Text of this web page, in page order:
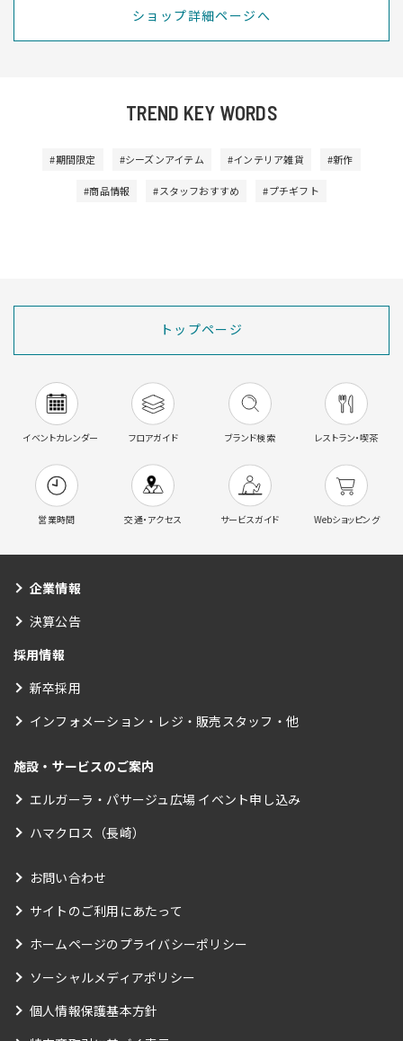
ショップ詳細ページへ
TREND KEY WORDS
#期間限定 #シーズンアイテム #インテリア雑貨 #新作
#商品情報 #スタッフおすすめ #プチギフト
トップページ
イベントカレンダー フロアガイド ブランド検索 レストラン・喫茶
営業時間 交通・アクセス サービスガイド Webショッピング
企業情報
決算公告
採用情報
新卒採用
インフォメーション・レジ・販売スタッフ・他
施設・サービスのご案内
エルガーラ・パサージュ広場 イベント申し込み
ハマクロス（長崎）
お問い合わせ
サイトのご利用にあたって
ホームページのプライバシーポリシー
ソーシャルメディアポリシー
個人情報保護基本方針